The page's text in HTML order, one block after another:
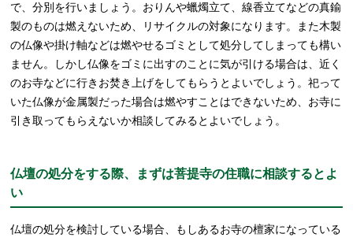
で、分別を行いましょう。おりんや蠟燭立て、線香立てなどの真鍮
製のものは燃えないため、リサイクルの対象になります。また木製
の仏像や掛け軸などは燃やせるゴミとして処分してしまっても構い
ません。しかし仏像をゴミに出すのことに気が引ける場合は、近く
のお寺などに行きお焚き上げをしてもらうとよいでしょう。祀って
いた仏像が金属製だった場合は燃やすことはできないため、お寺に
引き取ってもらえないか相談してみるとよいでしょう。
仏壇の処分をする際、まずは菩提寺の住職に相談するとよ
い
仏壇の処分を検討している場合、もしあるお寺の檀家になっている